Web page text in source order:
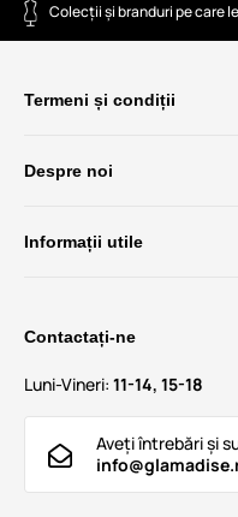
Colecții și branduri pe care
Termeni și condiții
Despre noi
Informații utile
Contactați-ne
Luni-Vineri: 11-14, 15-18
Aveți întrebări și